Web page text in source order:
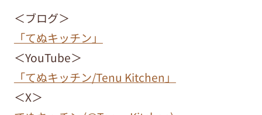
＜ブログ＞
「てぬキッチン」
＜YouTube＞
「てぬキッチン/Tenu Kitchen」
＜X＞